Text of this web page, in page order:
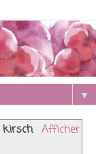
▼
kirsch. Afficher